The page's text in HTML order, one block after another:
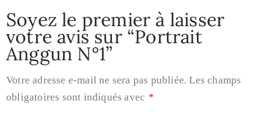
Soyez le premier à laisser
votre avis sur “Portrait
Anggun N°1”
Votre adresse e-mail ne sera pas publiée. Les champs
obligatoires sont indiqués avec *